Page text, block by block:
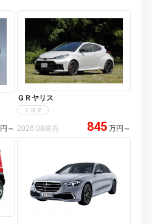
～
ＧＲヤリス
トヨタ
2026.08発売 845 万円 ～